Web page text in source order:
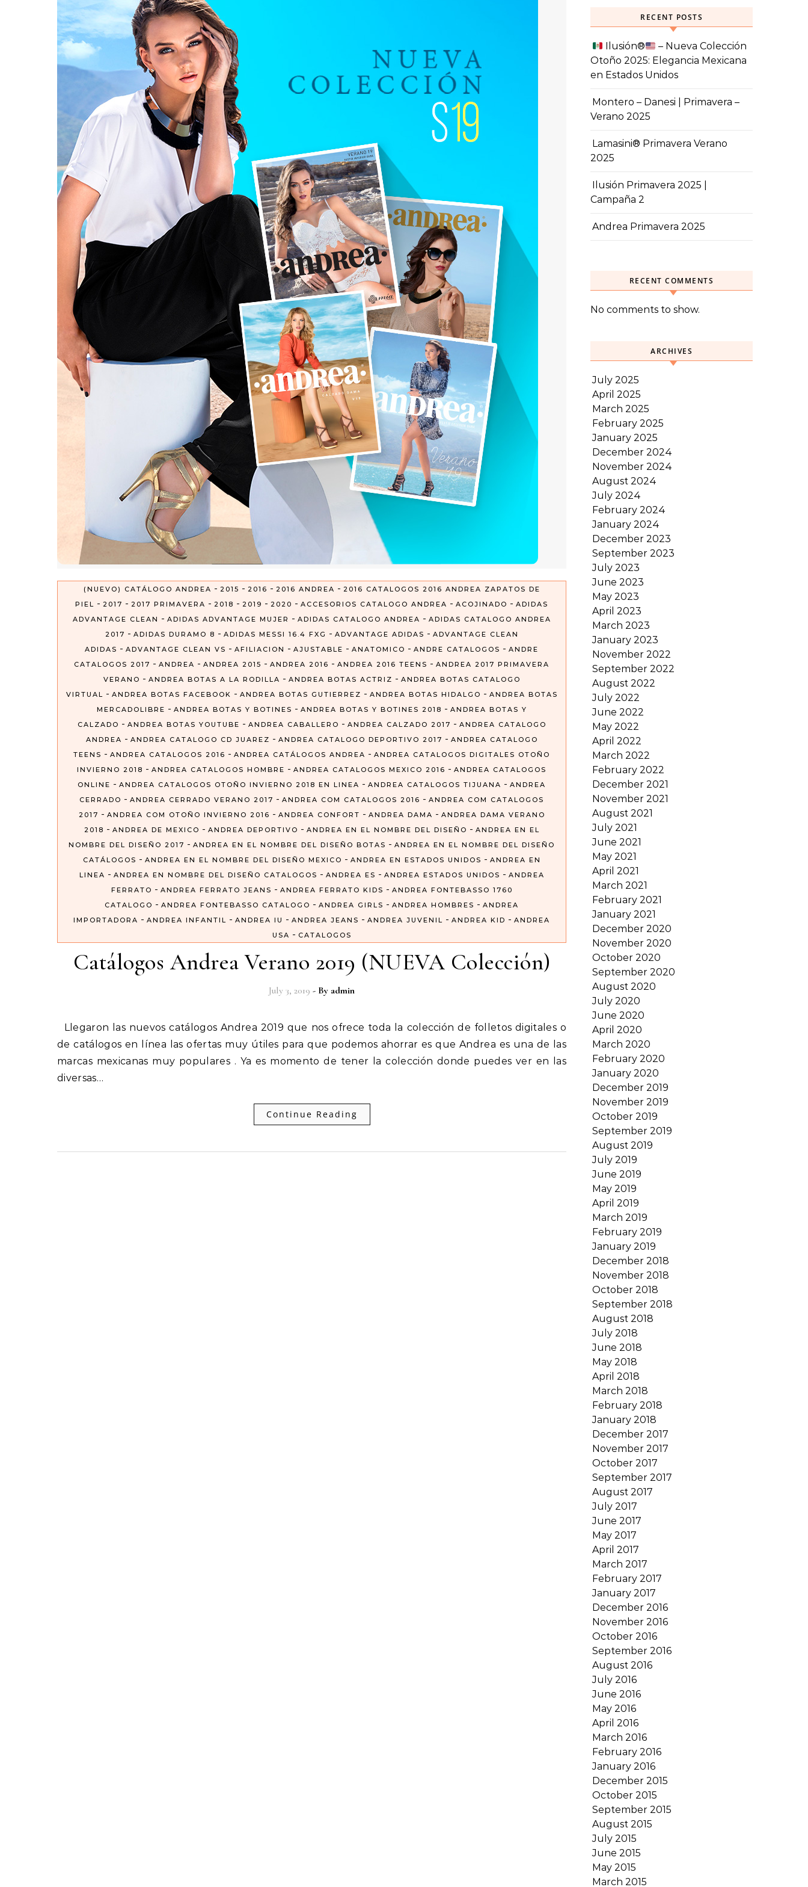
(NUEVO) CATÁLOGO ANDREA - 2015 - 2016 - 2016 ANDREA - 2016 CATALOGOS 2016 ANDREA ZAPATOS DE
PIEL - 2017 - 2017 PRIMAVERA - 2018 - 2019 - 2020 - ACCESORIOS CATALOGO ANDREA - ACOJINADO - ADIDAS
ADVANTAGE CLEAN - ADIDAS ADVANTAGE MUJER - ADIDAS CATALOGO ANDREA - ADIDAS CATALOGO ANDREA
2017 - ADIDAS DURAMO 8 - ADIDAS MESSI 16.4 FXG - ADVANTAGE ADIDAS - ADVANTAGE CLEAN
ADIDAS - ADVANTAGE CLEAN VS - AFILIACION - AJUSTABLE - ANATOMICO - ANDRE CATALOGOS - ANDRE
CATALOGOS 2017 - ANDREA - ANDREA 2015 - ANDREA 2016 - ANDREA 2016 TEENS - ANDREA 2017 PRIMAVERA
VERANO - ANDREA BOTAS A LA RODILLA - ANDREA BOTAS ACTRIZ - ANDREA BOTAS CATALOGO
VIRTUAL - ANDREA BOTAS FACEBOOK - ANDREA BOTAS GUTIERREZ - ANDREA BOTAS HIDALGO - ANDREA BOTAS
MERCADOLIBRE - ANDREA BOTAS Y BOTINES - ANDREA BOTAS Y BOTINES 2018 - ANDREA BOTAS Y
CALZADO - ANDREA BOTAS YOUTUBE - ANDREA CABALLERO - ANDREA CALZADO 2017 - ANDREA CATALOGO
ANDREA - ANDREA CATALOGO CD JUAREZ - ANDREA CATALOGO DEPORTIVO 2017 - ANDREA CATALOGO
TEENS - ANDREA CATALOGOS 2016 - ANDREA CATÁLOGOS ANDREA - ANDREA CATALOGOS DIGITALES OTOÑO
INVIERNO 2018 - ANDREA CATALOGOS HOMBRE - ANDREA CATALOGOS MEXICO 2016 - ANDREA CATALOGOS
ONLINE - ANDREA CATALOGOS OTOÑO INVIERNO 2018 EN LINEA - ANDREA CATALOGOS TIJUANA - ANDREA
CERRADO - ANDREA CERRADO VERANO 2017 - ANDREA COM CATALOGOS 2016 - ANDREA COM CATALOGOS
2017 - ANDREA COM OTOÑO INVIERNO 2016 - ANDREA CONFORT - ANDREA DAMA - ANDREA DAMA VERANO
2018 - ANDREA DE MEXICO - ANDREA DEPORTIVO - ANDREA EN EL NOMBRE DEL DISEÑO - ANDREA EN EL
NOMBRE DEL DISEÑO 2017 - ANDREA EN EL NOMBRE DEL DISEÑO BOTAS - ANDREA EN EL NOMBRE DEL DISEÑO
CATÁLOGOS - ANDREA EN EL NOMBRE DEL DISEÑO MEXICO - ANDREA EN ESTADOS UNIDOS - ANDREA EN
LINEA - ANDREA EN NOMBRE DEL DISEÑO CATALOGOS - ANDREA ES - ANDREA ESTADOS UNIDOS - ANDREA
FERRATO - ANDREA FERRATO JEANS - ANDREA FERRATO KIDS - ANDREA FONTEBASSO 1760
CATALOGO - ANDREA FONTEBASSO CATALOGO - ANDREA GIRLS - ANDREA HOMBRES - ANDREA
IMPORTADORA - ANDREA INFANTIL - ANDREA IU - ANDREA JEANS - ANDREA JUVENIL - ANDREA KID - ANDREA
USA - CATALOGOS
Catálogos Andrea Verano 2019 (NUEVA Colección)
July 3, 2019 - By admin
Llegaron las nuevos catálogos Andrea 2019 que nos ofrece toda la colección de folletos digitales o
de catálogos en línea las ofertas muy útiles para que podemos ahorrar es que Andrea es una de las
marcas mexicanas muy populares . Ya es momento de tener la colección donde puedes ver en las
diversas…
Continue Reading
RECENT POSTS
Ilusión®️
– Nueva Colección
Otoño 2025: Elegancia Mexicana
en Estados Unidos
Montero – Danesi | Primavera –
Verano 2025
Lamasini® Primavera Verano
2025
Ilusión Primavera 2025 |
Campaña 2
Andrea Primavera 2025
RECENT COMMENTS
No comments to show.
ARCHIVES
July 2025
April 2025
March 2025
February 2025
January 2025
December 2024
November 2024
August 2024
July 2024
February 2024
January 2024
December 2023
September 2023
July 2023
June 2023
May 2023
April 2023
March 2023
January 2023
November 2022
September 2022
August 2022
July 2022
June 2022
May 2022
April 2022
March 2022
February 2022
December 2021
November 2021
August 2021
July 2021
June 2021
May 2021
April 2021
March 2021
February 2021
January 2021
December 2020
November 2020
October 2020
September 2020
August 2020
July 2020
June 2020
April 2020
March 2020
February 2020
January 2020
December 2019
November 2019
October 2019
September 2019
August 2019
July 2019
June 2019
May 2019
April 2019
March 2019
February 2019
January 2019
December 2018
November 2018
October 2018
September 2018
August 2018
July 2018
June 2018
May 2018
April 2018
March 2018
February 2018
January 2018
December 2017
November 2017
October 2017
September 2017
August 2017
July 2017
June 2017
May 2017
April 2017
March 2017
February 2017
January 2017
December 2016
November 2016
October 2016
September 2016
August 2016
July 2016
June 2016
May 2016
April 2016
March 2016
February 2016
January 2016
December 2015
October 2015
September 2015
August 2015
July 2015
June 2015
May 2015
March 2015